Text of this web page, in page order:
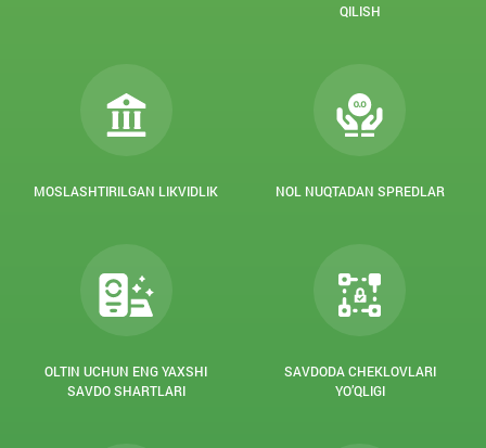
QILISH
MOSLASHTIRILGAN LIKVIDLIK NOL NUQTADAN SPREDLAR
OLTIN UCHUN ENG YAXSHI
SAVDO SHARTLARI
SAVDODA CHEKLOVLARI
YO’QLIGI